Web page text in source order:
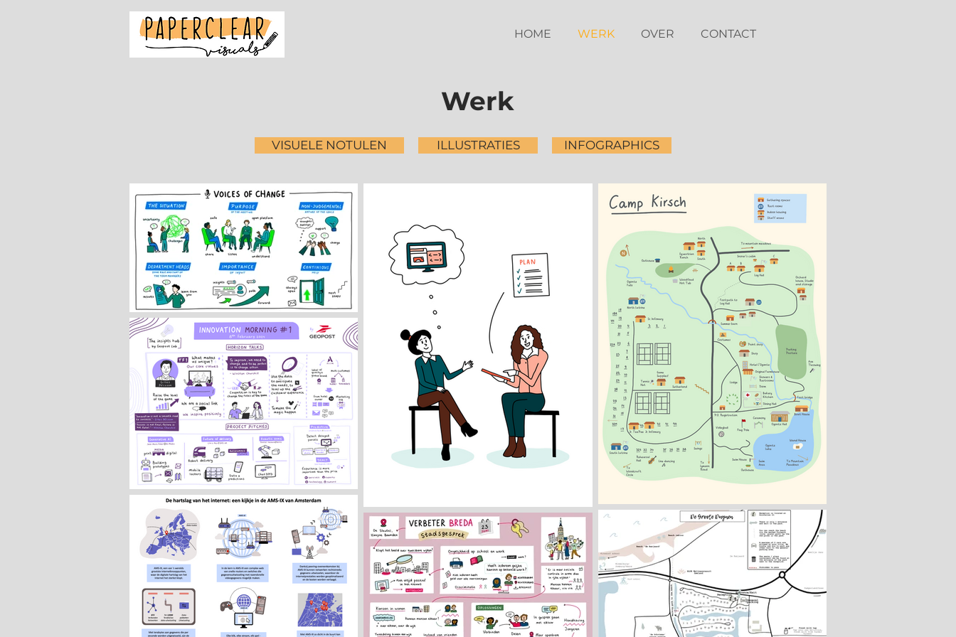
HOME WERK OVER CONTACT
Werk
VISUELE NOTULEN ILLUSTRATIES INFOGRAPHICS